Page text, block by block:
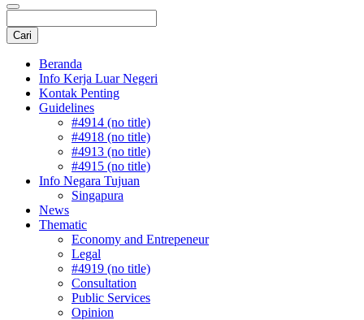
Beranda
Info Kerja Luar Negeri
Kontak Penting
Guidelines
#4914 (no title)
#4918 (no title)
#4913 (no title)
#4915 (no title)
Info Negara Tujuan
Singapura
News
Thematic
Economy and Entrepeneur
Legal
#4919 (no title)
Consultation
Public Services
Opinion